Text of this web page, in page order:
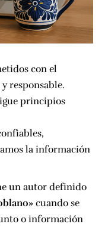
con el
responsable.
principios
la información
un autor definido
cuando se
o información